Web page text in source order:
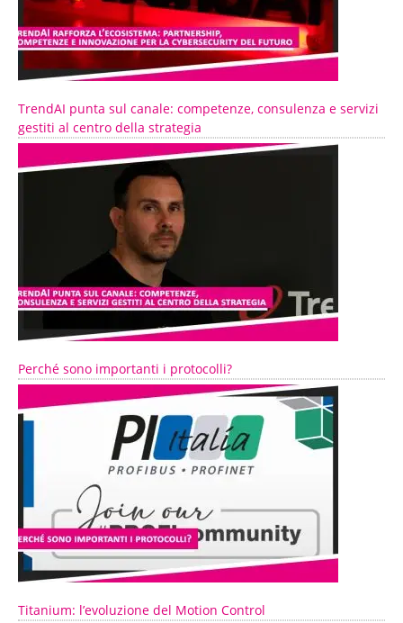
TrendAI punta sul canale: competenze, consulenza e servizi
gestiti al centro della strategia
Perché sono importanti i protocolli?
Titanium: l’evoluzione del Motion Control